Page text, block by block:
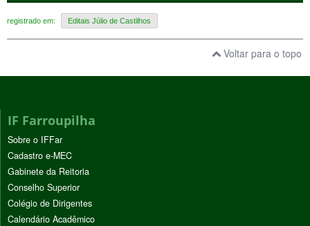
registrado em: Editais Júlio de Castilhos
Voltar para o topo
IF Farroupilha
Sobre o IFFar
Cadastro e-MEC
Gabinete da Reitoria
Conselho Superior
Colégio de Dirigentes
Calendário Acadêmico